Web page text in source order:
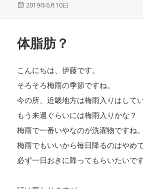
投
2019年6月10日
体脂肪？
こんにちは、伊藤です。
そろそろ梅雨の季節ですね。
今の所、近畿地方は梅雨入りはして
もう来週ぐらいには梅雨入りかな？
梅雨で一番いやなのが洗濯物ですね。
梅雨でもいいから毎日降るのはやめて
必ず一日おきに降ってもらいたいです